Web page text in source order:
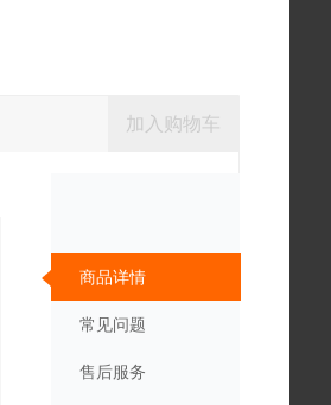
加入购物车
商品详情
常见问题
售后服务